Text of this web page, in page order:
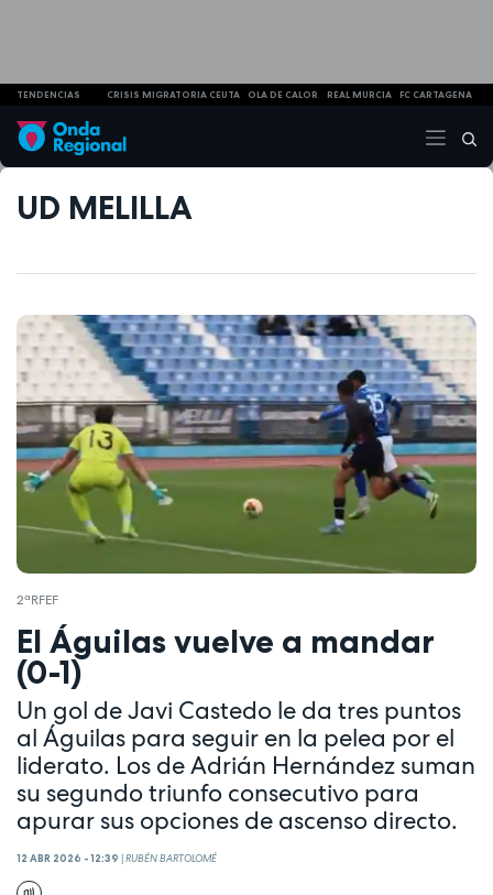
TENDENCIAS CRISIS MIGRATORIA CEUTA OLA DE CALOR REAL MURCIA FC CARTAGENA
UD MELILLA
2ªRFEF
El Águilas vuelve a mandar
(0-1)
Un gol de Javi Castedo le da tres puntos
al Águilas para seguir en la pelea por el
liderato. Los de Adrián Hernández suman
su segundo triunfo consecutivo para
apurar sus opciones de ascenso directo.
12 ABR 2026 - 12:39 |RUBÉN BARTOLOMÉ